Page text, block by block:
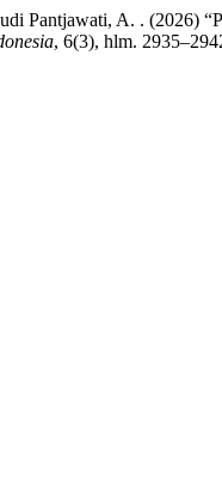
Pantjawati, A. . (2026)
, 6(3), hlm.